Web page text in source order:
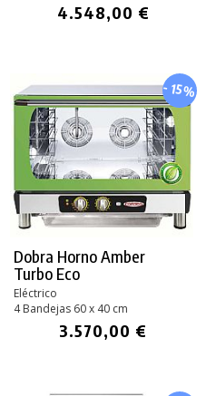
4.548,00 €
- 15%
Dobra Horno Amber
Turbo Eco
Eléctrico
4 Bandejas 60 x 40 cm
3.570,00 €